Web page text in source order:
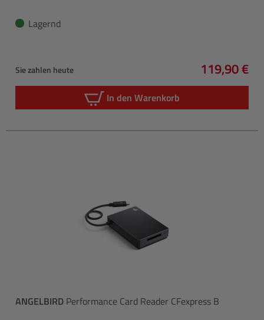
Lagernd
Sie zahlen heute
Regulärer
119,90 €
In den Warenkorb
ANGELBIRD Performance Card Reader CFexpress B